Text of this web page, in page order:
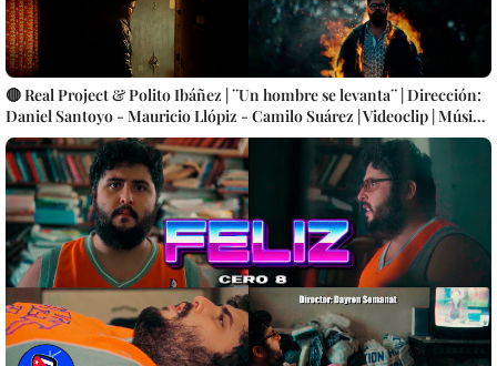
🔴 Real Project & Polito Ibáñez | ¨Un hombre se levanta¨ | Dirección:
Daniel Santoyo - Mauricio Llópiz - Camilo Suárez | Videoclip | Música
Cubana | Artistas Cubanos | Canción | CUBA